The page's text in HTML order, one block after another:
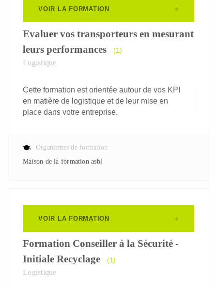
VOIR LA FORMATION
Evaluer vos transporteurs en mesurant
leurs performances
(1)
Logistique
Cette formation est orientée autour de vos KPI
en matière de logistique et de leur mise en
place dans votre entreprise.
Organismes de formation
Maison de la formation asbl
VOIR LA FORMATION
Formation Conseiller à la Sécurité -
Initiale Recyclage
(1)
Logistique